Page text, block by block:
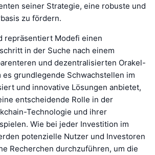
seiner Strategie, eine robuste und
zu fördern.
repräsentiert Modefi einen
in der Suche nach einem
und dezentralisierten Orakel-
es grundlegende Schwachstellen im
und innovative Lösungen anbietet,
entscheidende Rolle in der
Technologie und ihrer
Wie bei jeder Investition im
potenzielle Nutzer und Investoren
Recherchen durchzuführen, um die